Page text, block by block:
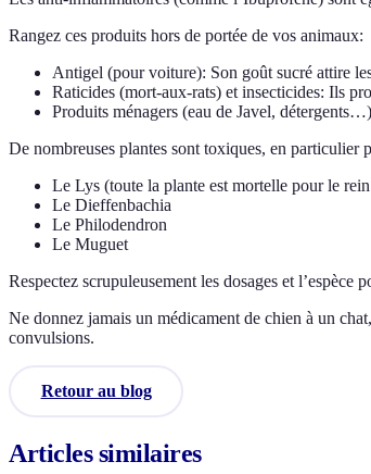
Rangez ces produits hors de portée de vos animaux:
Antigel (pour voiture): Son goût sucré attire
Raticides (mort-aux-rats) et insecticides: Ils
Produits ménagers (eau de Javel,
De nombreuses plantes sont toxiques, en particulier
Le Lys (toute la plante est mortelle pour le
Le Dieffenbachia
Le Philodendron
Le Muguet
Respectez scrupuleusement les dosages et l’espèce
Ne donnez jamais un médicament de chien à un
convulsions.
Retour au blog
Articles similaires